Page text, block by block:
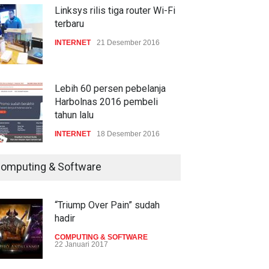
gencar
COMPUTING & SOFTWARE
Linksys rilis tiga router Wi-Fi
terbaru
INTERNET 21 Desember 2016
Lebih 60 persen pebelanja
Harbolnas 2016 pembeli
tahun lalu
INTERNET 18 Desember 2016
& Software
“Triump Over Pain” sudah
hadir
COMPUTING & SOFTWARE
22 Januari 2017